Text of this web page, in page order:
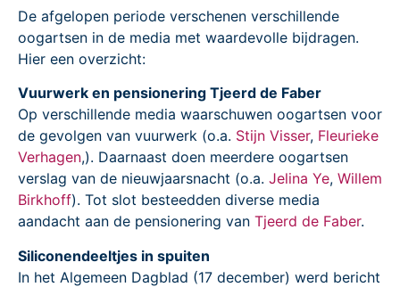
De afgelopen periode verschenen verschillende
oogartsen in de media met waardevolle bijdragen.
Hier een overzicht:
Vuurwerk en pensionering Tjeerd de Faber
Op verschillende media waarschuwen oogartsen voor
de gevolgen van vuurwerk (o.a. Stijn Visser, Fleurieke
Verhagen,). Daarnaast doen meerdere oogartsen
verslag van de nieuwjaarsnacht (o.a. Jelina Ye, Willem
Birkhoff). Tot slot besteedden diverse media
aandacht aan de pensionering van Tjeerd de Faber.
Siliconendeeltjes in spuiten
In het Algemeen Dagblad (17 december) werd bericht